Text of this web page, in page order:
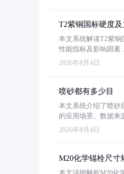
T2紫铜国标硬度
本文系统解读T2紫铜
性能指标及影响因素
2026年8月4日
喷砂都有多少目
本文系统介绍了喷砂
的应用场景。数据来
2026年8月4日
M20化学锚栓尺寸